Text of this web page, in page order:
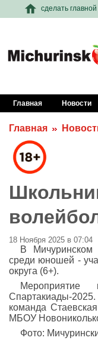
сделать главной
Главная Новости
Главная
18 Ноября 2025 в 07:04
В Мичуринском
среди юношей -
округа (6+).
Мероприятие
Спартакиады-
команда
МБОУ
Фото: